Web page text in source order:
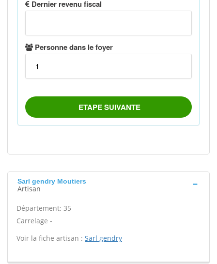
Sarl gendry Moutiers
Artisan
Département: 35
Carrelage -
Voir la fiche artisan : Sarl gendry